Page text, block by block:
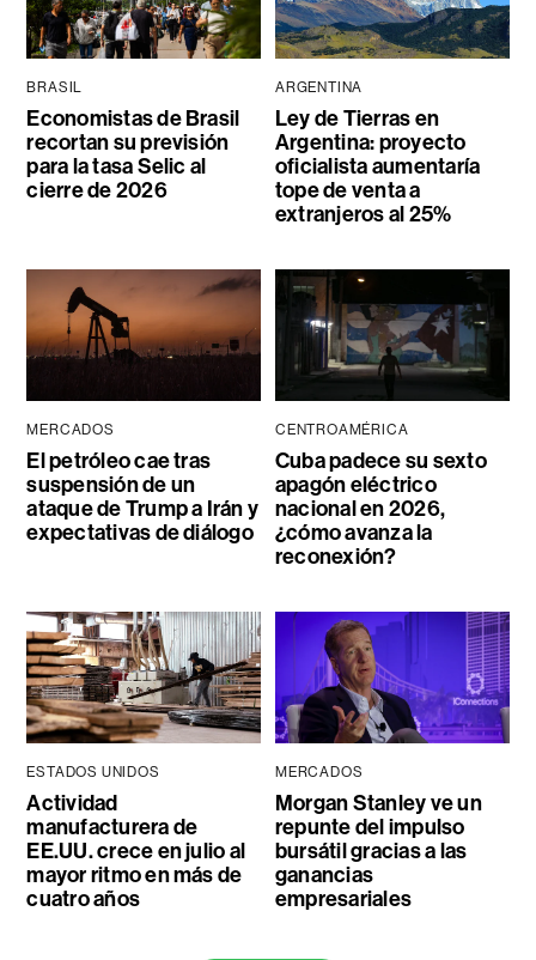
BRASIL
Economistas de Brasil
recortan su previsión
para la tasa Selic al
cierre de 2026
ARGENTINA
Ley de Tierras en
Argentina: proyecto
oficialista aumentaría
tope de venta a
extranjeros al 25%
MERCADOS
El petróleo cae tras
suspensión de un
ataque de Trump a Irán y
expectativas de diálogo
CENTROAMÉRICA
Cuba padece su sexto
apagón eléctrico
nacional en 2026,
¿cómo avanza la
reconexión?
ESTADOS UNIDOS
Actividad
manufacturera de
EE.UU. crece en julio al
mayor ritmo en más de
cuatro años
MERCADOS
Morgan Stanley ve un
repunte del impulso
bursátil gracias a las
ganancias
empresariales